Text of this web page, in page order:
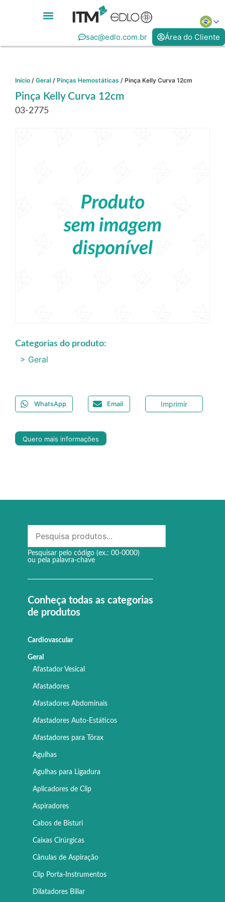
sac@edlo.com.br Área do Cliente
Início / Geral / Pinças Hemostáticas / Pinça Kelly Curva 12cm
Pinça Kelly Curva 12cm
03-2775
Categorias do produto:
> Geral
WhatsApp Email Imprimir
Quero mais informações
Pesquisar pelo código (ex.: 00-0000)
ou pela palavra-chave
Conheça todas as categorias
de produtos
Cardiovascular
Geral
Afastador Vesical
Afastadores
Afastadores Abdominais
Afastadores Auto-Estáticos
Afastadores para Tórax
Agulhas
Agulhas para Ligadura
Aplicadores de Clip
Aspiradores
Cabos de Bisturi
Caixas Cirúrgicas
Cânulas de Aspiração
Clip Porta-Instrumentos
Dilatadores Biliar